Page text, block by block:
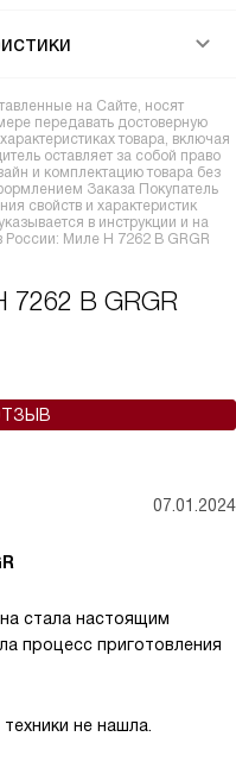
на Сайте, носят
передавать достоверную
товара, включая
оставляет за собой право
и комплектацию товара без
Заказа Покупатель
свойств и характеристик
в инструкции и на
России: Миле H 7262 B GRGR
7262 B GRGR
07.01.2024
стала настоящим
процесс приготовления
не нашла.